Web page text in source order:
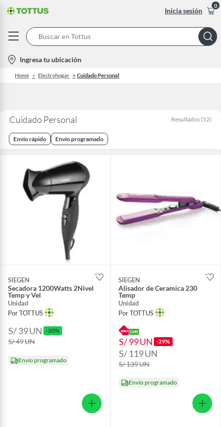
Inicia sesión
0
Bar
location-
icon
Ingresa tu ubicación
Home Electrohogar Cuidado Personal
Cuidado Personal Resultados (52)
Envío rápido Envío programado
SIEGEN
Secadora 1200Watts 2Nivel
Temp y Vel
Unidad
Por TOTTUS
S/ 39UN -20%
S/ 49UN
Envío programado
SIEGEN
Alisador de Ceramica 230
Temp
Unidad
Por TOTTUS
S/ 99UN -29%
S/ 119UN
S/ 139UN
Envío programado